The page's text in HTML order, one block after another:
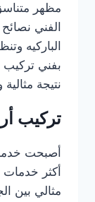
مظهر
الفني
الباركيه
بفني
نتيجة
تركيب
أصبحت
أكثر
مثالي بين